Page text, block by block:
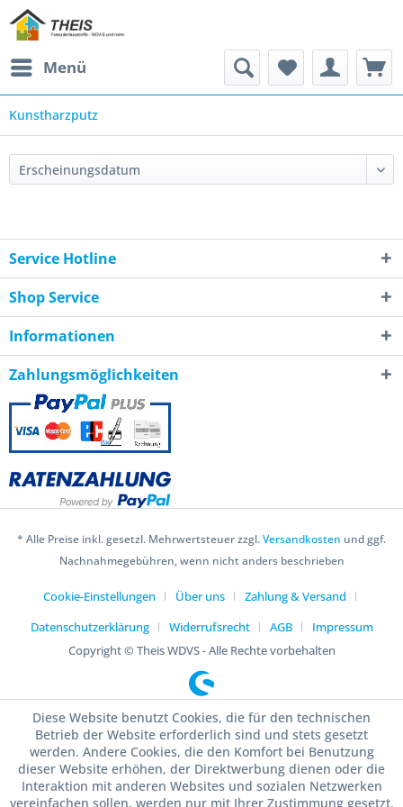
Menü
Kunstharzputz
Service Hotline
Shop Service
Informationen
Zahlungsmöglichkeiten
* Alle Preise inkl. gesetzl. Mehrwertsteuer zzgl.Versandkosten und ggf.
Nachnahmegebühren, wenn nicht anders beschrieben
Cookie-Einstellungen Über uns
Zahlung & Versand
Datenschutzerklärung
Widerrufsrecht AGB
Impressum
Copyright © Theis WDVS - Alle Rechte vorbehalten
Diese Website benutzt Cookies, die für den technischen
Betrieb der Website erforderlich sind und stets gesetzt
werden. Andere Cookies, die den Komfort bei Benutzung
dieser Website erhöhen, der Direktwerbung dienen oder die
Interaktion mit anderen Websites und sozialen Netzwerken
vereinfachen sollen, werden nur mit Ihrer Zustimmung gesetzt.